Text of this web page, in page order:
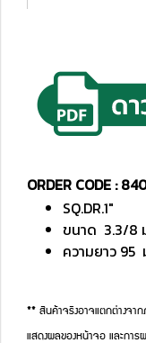
ORDER CODE :
SQ.DR.1"
ขนาด 3.3/8
ความยาว 95
** สินค้าจริงอาจแตกต่างจา
แสดงผลของหน้าจอ และกา